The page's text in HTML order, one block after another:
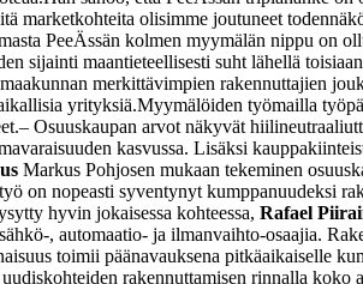
marketkohteita olisimme joutuneet
PeeÄssän kolmen myymälän nippu on
sijainti maantieteellisesti suht lähellä
merkittävimpien rakennuttajien
yrityksiä.Myymälöiden työmailla
– Osuuskaupan arvot näkyvät
kasvussa. Lisäksi
Markus Pohjosen mukaan tekeminen
on nopeasti syventynyt kumppanuudeksi
hyvin jokaisessa kohteessa, Rafael
, automaatio- ja ilmanvaihto-osaajia.
toimii päänavauksena pitkäaikaiselle
rakennuttamisen rinnalla koko